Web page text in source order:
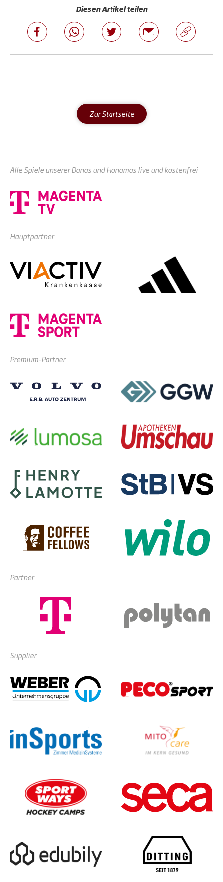
Spielbetrieb wechseln. Das bedeutet konkret, dass
eine weiblich geborene Person, die sich dem
männlichen Geschlecht zugehörig fühlt, dies ohne
Probleme auf dem Hockeyfeld ausleben kann und
Diesen Artikel teilen
Zur Startseite
Alle Spiele unserer Danas und Honamas live und kostenfrei
Hauptpartner
Premium-Partner
Partner
Supplier